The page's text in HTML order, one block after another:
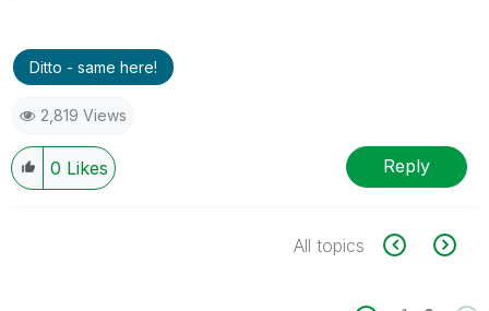
Ditto - same here!
2,819 Views
0 Likes Reply
All topics